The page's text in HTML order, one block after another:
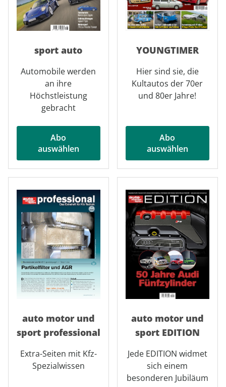
sport auto
Automobile werden
an ihre
Höchstleistung
gebracht
Abo
auswählen
YOUNGTIMER
Hier sind sie, die
Kultautos der 70er
und 80er Jahre!
Abo
auswählen
auto motor und
sport professional
Extra-Seiten mit Kfz-
Spezialwissen
auto motor und
sport EDITION
Jede EDITION widmet
sich einem
besonderen Jubiläum